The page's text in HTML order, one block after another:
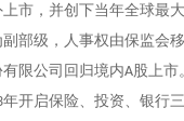
市，并创下当年全球最大
部级，人事权由保监会移
限公司回归境内A股上市
年开启保险、投资、银行